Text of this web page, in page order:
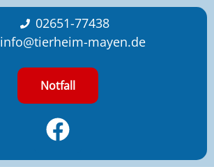
02651-77438
info@tierheim-mayen.de
Notfall